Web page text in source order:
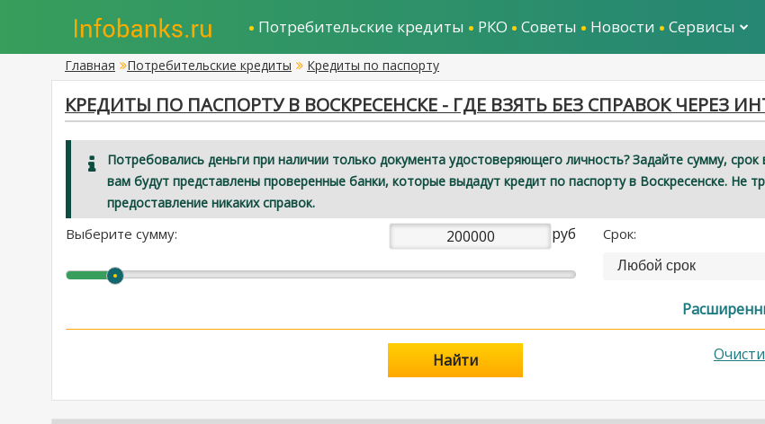
Потребительские кредиты РКО Советы Новости Сервисы
Главная Потребительские кредиты Кредиты по паспорту
КРЕДИТЫ ПО ПАСПОРТУ В ВОСКРЕСЕНСКЕ - ГДЕ ВЗЯТЬ БЕЗ СПРАВОК ЧЕРЕЗ
Потребовались деньги при наличии только документа удостоверяющего личность? Задайте сумму, срок
вам будут представлены проверенные банки, которые выдадут кредит по паспорту в Воскресенске. Не
предоставление никаких справок.
Выберите сумму: руб Срок:
Любой срок
Найти